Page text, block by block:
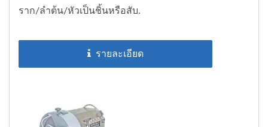
ราก/ลำต้น/หัวเป็นชิ้นหรือสับ.
รายละเอียด